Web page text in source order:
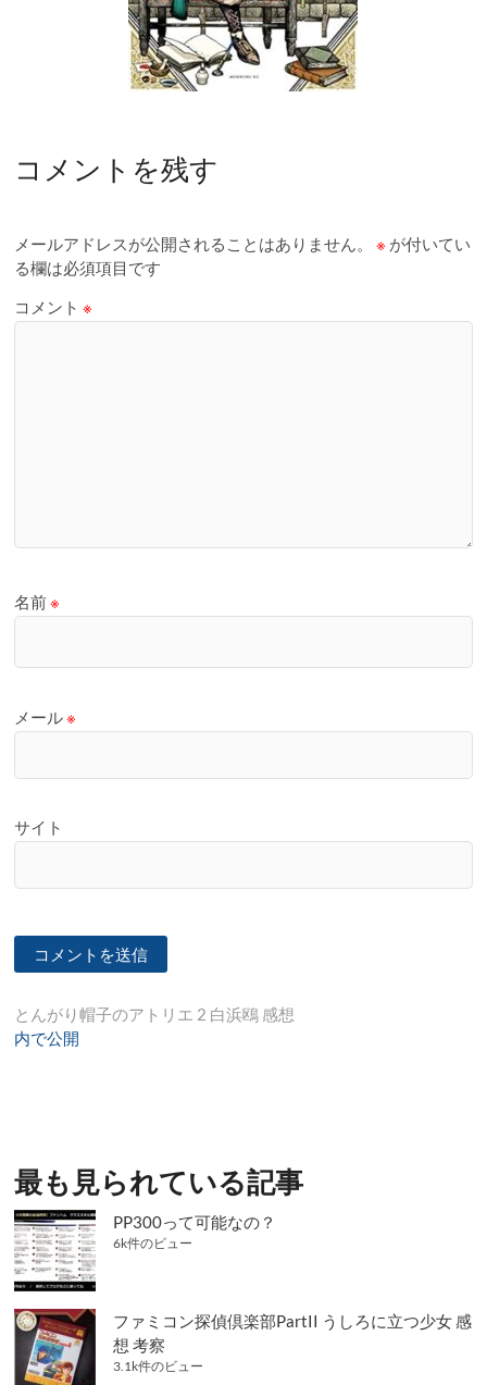
コメントを残す
メールアドレスが公開されることはありません。 ※ が付いてい
る欄は必須項目です
コメント※
名前※
メール※
サイト
投
稿
ー
シ
ョ
ン
とんがり帽子のアトリエ 2 白浜鴎 感想
内で公開
最も見られている記事
PP300って可能なの？
6k件のビュー
ファミコン探偵倶楽部PartII うしろに立つ少女 感
想 考察
3.1k件のビュー